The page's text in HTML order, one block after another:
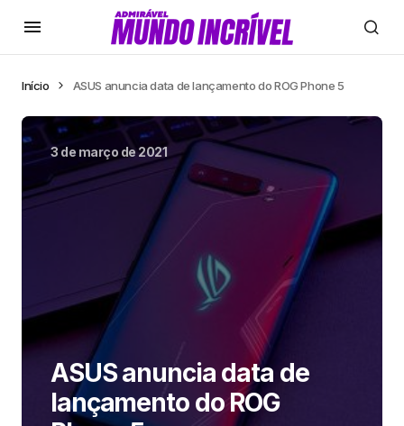
Início ASUS anuncia data de lançamento do ROG Phone 5
3 de março de 2021
ASUS anuncia data de
lançamento do ROG